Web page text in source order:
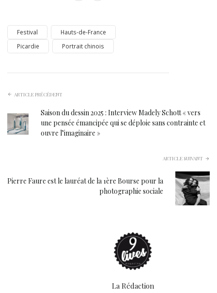
Festival
Hauts-de-France
Picardie
Portrait chinois
ARTICLE PRÉCÉDENT
Saison du dessin 2025 : Interview Madely Schott « vers
une pensée émancipée qui se déploie sans contrainte et
ouvre l’imaginaire »
ARTICLE SUIVANT
Pierre Faure est le lauréat de la 1ère Bourse pour la
photographie sociale
La Rédaction